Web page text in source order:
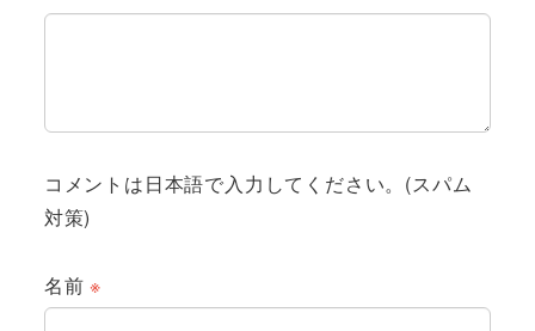
コメントは日本語で入力してください。(スパム
対策)
名前※